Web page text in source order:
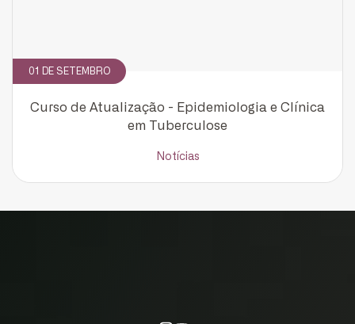
01 DE SETEMBRO
Curso de Atualização - Epidemiologia e Clínica
em Tuberculose
Notícias